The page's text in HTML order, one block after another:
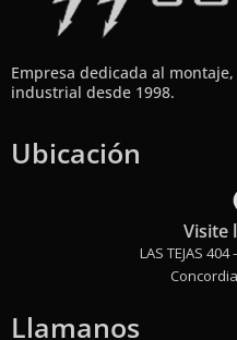
Empresa dedicada al
industrial desde 1998.
Ubicación
Visite
LAS TEJAS
Llamanos